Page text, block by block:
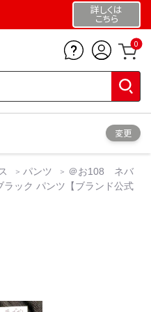
詳しくは
こちら
0
変更
パンツ
＠お108 ネバ
ック パンツ【ブランド公式